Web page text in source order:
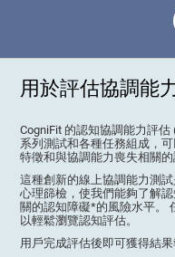
用於評估協調能
CogniFit 的認知協調能力評估
系列測試和各種任務組成，
特徵和與協調能力喪失相關的
這種創新的線上協調能力測
心理篩檢，使我們能夠了解
關的認知障礙*的風險水平。
以輕鬆瀏覽認知評估。
用戶完成評估後即可獲得結